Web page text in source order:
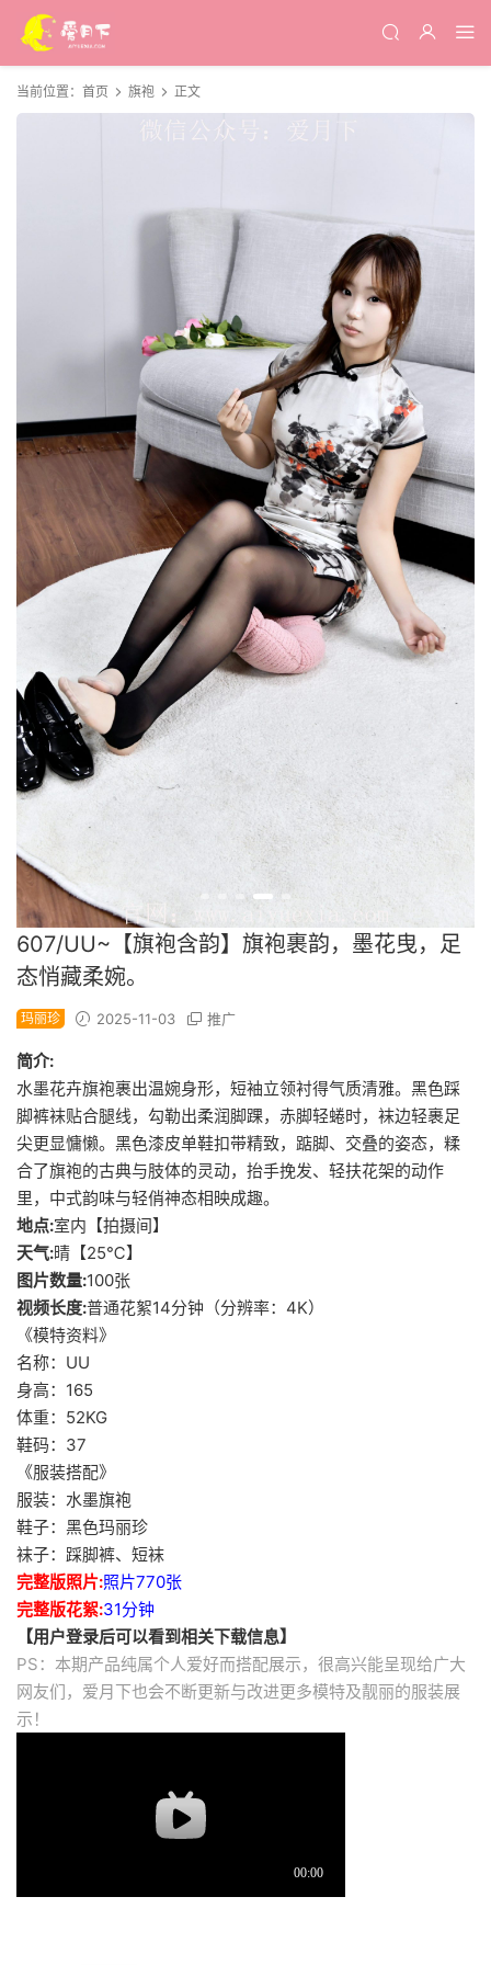
当前位置： 首页 旗袍 正文
607/UU~【旗袍含韵】旗袍裹韵，墨花曳，足
态悄藏柔婉。
玛丽珍 2025-11-03 推广
简介:
水墨花卉旗袍裹出温婉身形，短袖立领衬得气质清雅。黑色踩
脚裤袜贴合腿线，勾勒出柔润脚踝，赤脚轻蜷时，袜边轻裹足
尖更显慵懒。黑色漆皮单鞋扣带精致，踮脚、交叠的姿态，糅
合了旗袍的古典与肢体的灵动，抬手挽发、轻扶花架的动作
里，中式韵味与轻俏神态相映成趣。
地点:室内【拍摄间】
天气:晴【25℃】
图片数量:100张
视频长度:普通花絮14分钟（分辨率：4K）
《模特资料》
名称：UU
身高：165
体重：52KG
鞋码：37
《服装搭配》
服装：水墨旗袍
鞋子：黑色玛丽珍
袜子：踩脚裤、短袜
完整版照片:照片770张
完整版花絮:31分钟
【用户登录后可以看到相关下载信息】
PS：本期产品纯属个人爱好而搭配展示，很高兴能呈现给广大
网友们，爱月下也会不断更新与改进更多模特及靓丽的服装展
示！